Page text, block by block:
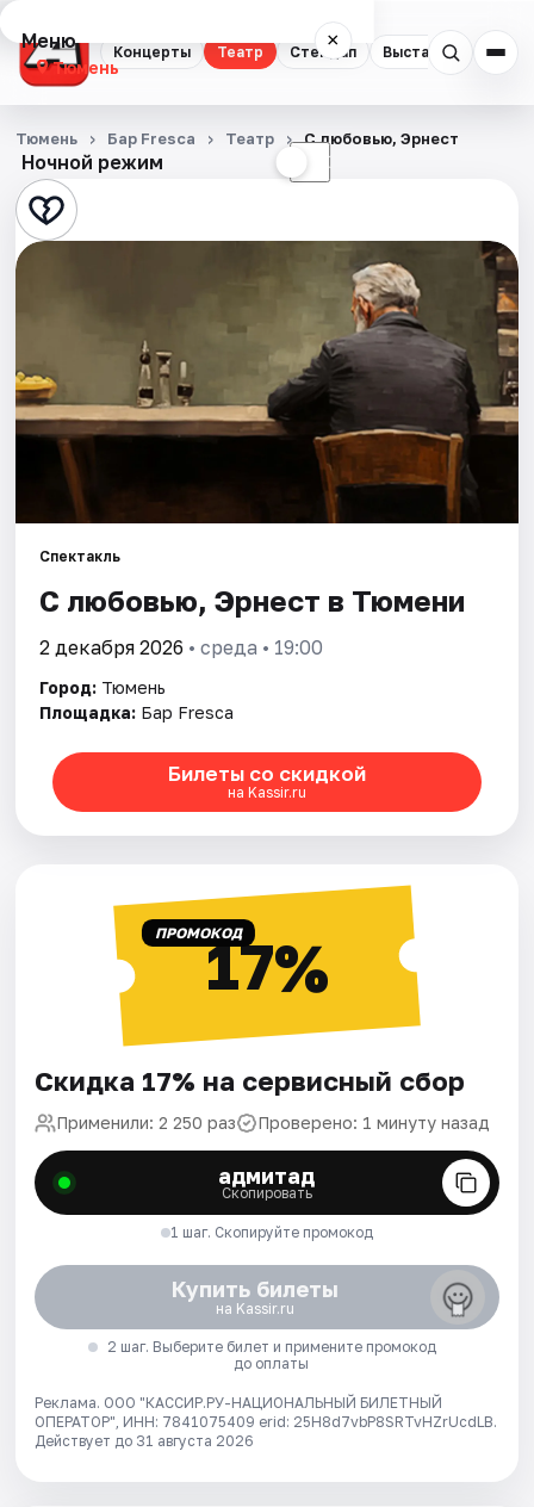
Концерты Театр Стендап Выставки
Меню ×
Тюмень
Концерты
Театр
Стендап
Экскурсии
Спорт
События
Города
Площадки
Артисты
Рейтинги
Ночной режим ☾
Тюмень Бар Fresca Театр С любовью, Эрнест
Спектакль
С любовью, Эрнест в Тюмени
2 декабря 2026 • среда • 19:00
Город: Тюмень
Площадка: Бар Fresca
Билеты со скидкой
на Kassir.ru
ПРОМОКОД17%
Скидка 17% на сервисный сбор
Применили: 2 250 раз Проверено: 1 минуту назад
адмитад
Скопировать
1 шаг. Скопируйте промокод
Купить билеты
на Kassir.ru
2 шаг. Выберите билет и примените промокод
до оплаты
Реклама. ООО "КАССИР.РУ-НАЦИОНАЛЬНЫЙ БИЛЕТНЫЙ
ОПЕРАТОР", ИНН: 7841075409 erid: 25H8d7vbP8SRTvHZrUcdLB.
Действует до 31 августа 2026